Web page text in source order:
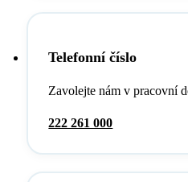
Telefonní číslo
Zavolejte nám v pracovní
222 261 000